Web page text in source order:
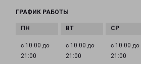
ГРАФИК РАБОТЫ
с 10:00 до
21:00
с 10:00 до
21:00
с 10:00 до
21:00